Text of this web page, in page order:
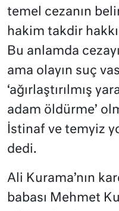
temel cezanın
hakim takdir
Bu anlamda
ama olayın suç
‘ağırlaştırılmış
adam öldürme’
İstinaf ve temyiz
dedi.
Ali Kurama’nın
babası Mehmet